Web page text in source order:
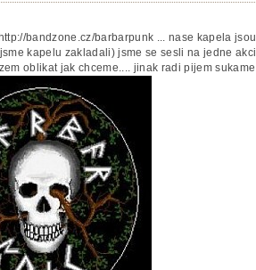
bandzone.cz/barbarpunk ... nase kapela jsou
kapelu zakladali) jsme se sesli na jedne akci
oblikat jak chceme.... jinak radi pijem sukame